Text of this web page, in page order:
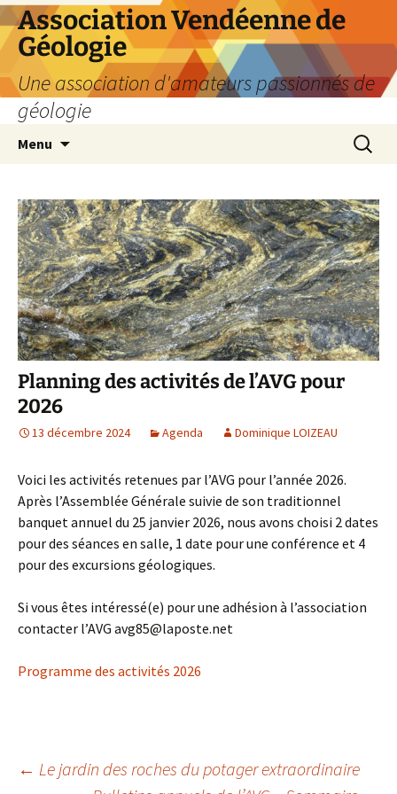
Aller
au
contenu
Association Vendéenne de
Géologie
Une association d'amateurs passionnés de
géologie
Menu
Planning des activités de l’AVG pour
2026
13 décembre 2024 Agenda Dominique LOIZEAU
Voici les activités retenues par l’AVG pour l’année 2026.
Après l’Assemblée Générale suivie de son traditionnel
banquet annuel du 25 janvier 2026, nous avons choisi 2 dates
pour des séances en salle, 1 date pour une conférence et 4
pour des excursions géologiques.
Si vous êtes intéressé(e) pour une adhésion à l’association
contacter l’AVG avg85@laposte.net
Programme des activités 2026
Navigation
← Le jardin des roches du potager extraordinaire